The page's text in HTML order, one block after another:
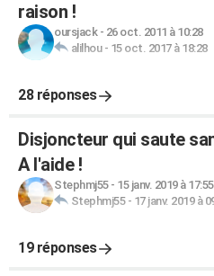
raison !
oursjack- 26 oct. 2011 à 10:28
alilhou- 15 oct. 2017 à 18:28
28 réponses
Disjoncteur qui saute
A l'aide !
Stephmj55- 15 janv. 2019 à 17:55
Stephmj55- 17 janv. 2019 à
19 réponses